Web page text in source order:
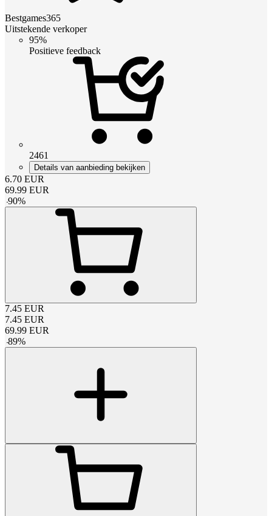
Bestgames365
Uitstekende verkoper
95%
Positieve feedback
2461
Details van aanbieding bekijken
6.70 EUR
69.99 EUR
-90%
7.45 EUR
7.45 EUR
69.99 EUR
-89%